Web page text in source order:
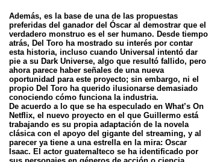
Además, es la base de una de las propuestas
preferidas del ganador del Óscar al demostrar que el
verdadero monstruo es el ser humano. Desde tiempo
atrás, Del Toro ha mostrado su interés por contar
esta historia, incluso cuando Universal intentó dar
pie a su Dark Universe, algo que resultó fallido, pero
ahora parece haber señales de una nueva
oportunidad para este proyecto; sin embargo, ni el
propio Del Toro ha querido ilusionarse demasiado
conociendo cómo funciona la industria.
De acuerdo a lo que se ha especulado en What’s On
Netflix, el nuevo proyecto en el que Guillermo está
trabajando es su propia adaptación de la novela
clásica con el apoyo del gigante del streaming, y al
parecer ya tiene a una estrella en la mira: Oscar
Isaac. El actor guatemalteco se ha identificado por